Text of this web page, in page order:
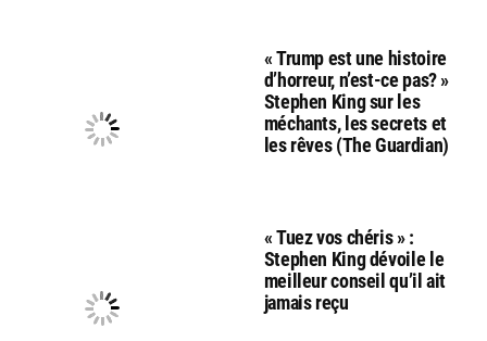
« Trump est une histoire
d’horreur, n’est-ce pas? »
Stephen King sur les
méchants, les secrets et
les rêves (The Guardian)
« Tuez vos chéris » :
Stephen King dévoile le
meilleur conseil qu’il ait
jamais reçu